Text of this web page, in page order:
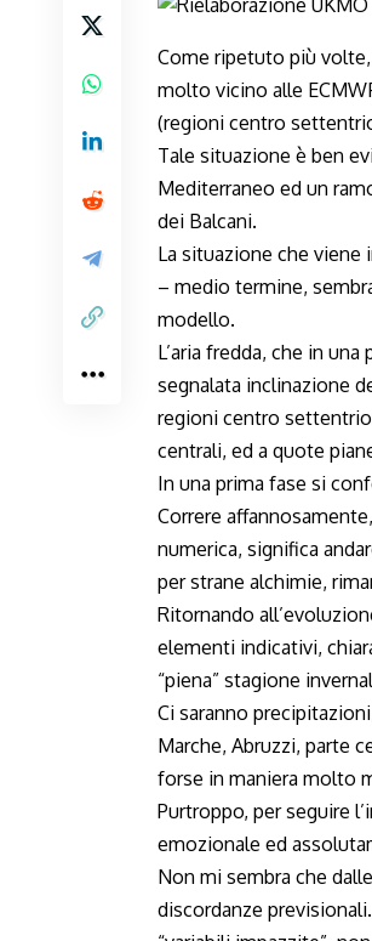
Come ripetuto più
molto vicino alle
(regioni centro
Tale situazione è ben
Mediterraneo ed un
dei Balcani.
La situazione che
– medio termine,
modello.
L’aria fredda, che in
segnalata inclinazione
regioni centro
centrali, ed a quote
In una prima fase si
Correre
numerica, significa
per strane alchimie,
Ritornando
elementi indicativi,
“piena” stagione
Ci saranno
Marche, Abruzzi, parte
forse in maniera molto
Purtroppo, per seguire
emozionale ed
Non mi sembra che
discordanze